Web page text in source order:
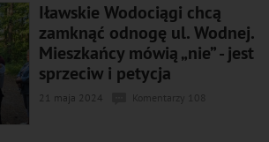
Iławskie Wodociągi chcą
zamknąć odnogę ul. Wodnej.
Mieszkańcy mówią „nie” - jest
sprzeciw i petycja
21 maja 2024